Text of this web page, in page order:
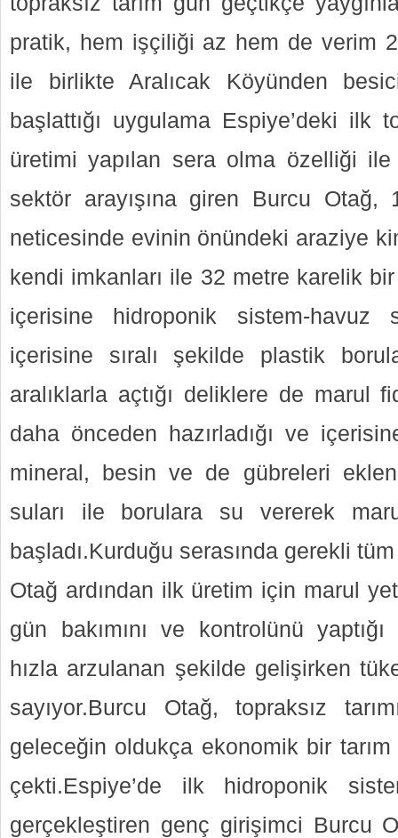
pratik, hem işçiliği az hem de verim
ile birlikte Aralıcak Köyünden
başlattığı uygulama Espiye’deki ilk
üretimi yapılan sera olma özelliği
sektör arayışına giren Burcu Otağ,
neticesinde evinin önündeki araziye
kendi imkanları ile 32 metre karelik
içerisine hidroponik sistem-havuz
içerisine sıralı şekilde plastik
aralıklarla açtığı deliklere de marul
daha önceden hazırladığı ve
mineral, besin ve de gübreleri
suları ile borulara su vererek
başladı.Kurduğu serasında gerekli
Otağ ardından ilk üretim için marul
gün bakımını ve kontrolünü
hızla arzulanan şekilde gelişirken
sayıyor.Burcu Otağ, topraksız
geleceğin oldukça ekonomik bir
çekti.Espiye’de ilk hidroponik
gerçekleştiren genç girişimci Burcu